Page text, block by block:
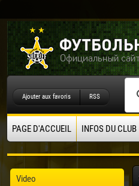
Ajouter aux favoris RSS
PAGE D'ACCUEIL INFOS DU CLUB
Video